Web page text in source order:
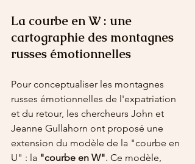
La courbe en W : une
cartographie des montagnes
russes émotionnelles
Pour conceptualiser les montagnes
russes émotionnelles de l'expatriation
et du retour, les chercheurs John et
Jeanne Gullahorn ont proposé une
extension du modèle de la "courbe en
U" : la "courbe en W". Ce modèle,